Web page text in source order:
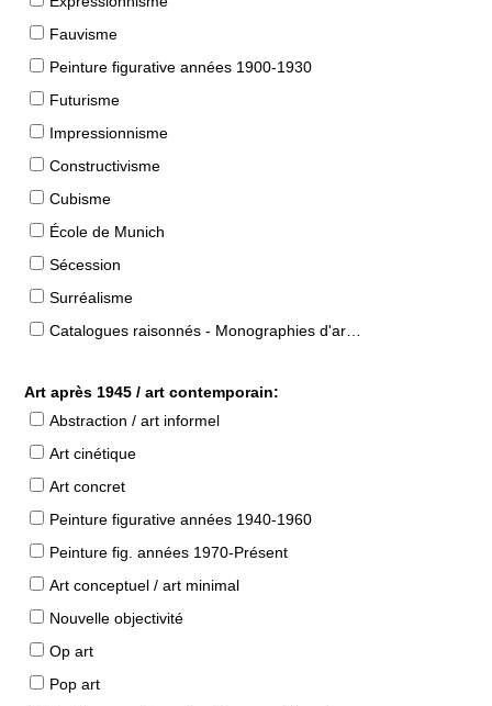
Fauvisme
Peinture figurative années 1900-1930
Futurisme
Impressionnisme
Constructivisme
Cubisme
École de Munich
Sécession
Surréalisme
Catalogues raisonnés - Monographies d'artistes
Art après 1945 / art contemporain:
Abstraction / art informel
Art cinétique
Art concret
Peinture figurative années 1940-1960
Peinture fig. années 1970-Présent
Art conceptuel / art minimal
Nouvelle objectivité
Op art
Pop art